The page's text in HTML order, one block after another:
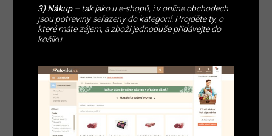
3) Nákup– tak jako u e-shopů, i v online obchodech
jsou potraviny seřazeny do kategorií. Projděte ty, o
které máte zájem, a zboží jednoduše přidávejte do
košíku.